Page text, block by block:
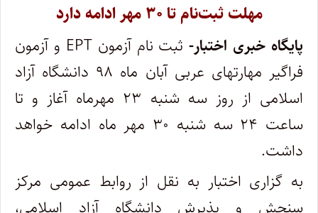
مهلت ثبت‌نام تا ۳۰ مهر ادامه دارد
پایگاه خبری اختبار-
ثبت نام آزمون EPT و آزمون
فراگیر مهارتهای عربی آبان ماه ۹۸ دانشگاه آزاد
اسلامی از روز سه شنبه ۲۳ مهرماه آغاز و تا
ساعت ۲۴ سه شنبه ۳۰ مهر ماه ادامه خواهد
داشت.
به گزاری اختبار به نقل از روابط عمومی مرکز
سنجش و پذیرش دانشگاه آزاد اسلامی،